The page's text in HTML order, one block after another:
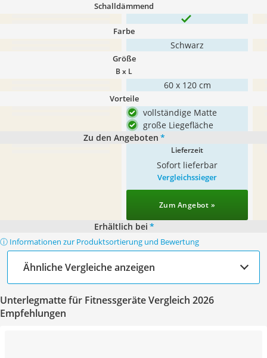
Schalldämmend
Farbe
Schwarz
Größe
B x L
‎60 x 120 cm
Vorteile
vollständige Matte
große Liegefläche
Zu den Angeboten *
Lieferzeit
Sofort lieferbar
Vergleichssieger
Zum Angebot »
Erhältlich bei *
ⓘ Informationen zur Produktsortierung und Bewertung
Ähnliche Vergleiche anzeigen
Unterlegmatte für Fitnessgeräte Vergleich 2026
Empfehlungen